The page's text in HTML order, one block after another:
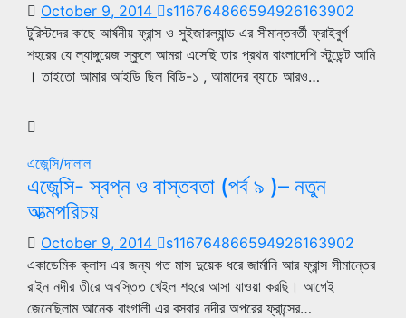
October 9, 2014
s116764866594926163902
টুরিস্টদের কাছে আর্ষনীয় ফ্রান্স ও সুইজারল্যান্ড এর সীমান্তবর্তী ফ্রাইবুর্গ
শহরের যে ল্যাঙ্গুয়েজ স্কুলে আমরা এসেছি তার প্রথম বাংলাদেশি স্টুডেন্ট আমি
। তাইতো আমার আইডি ছিল বিডি-১ , আমাদের ব্যাচে আরও…
এজেন্সি/দালাল
এজেন্সি- স্বপ্ন ও বাস্তবতা (পর্ব ৯ )– নতুন
আত্মপরিচয়
October 9, 2014
s116764866594926163902
একাডেমিক ক্লাস এর জন্য গত মাস দুয়েক ধরে জার্মানি আর ফ্রান্স সীমান্তের
রাইন নদীর তীরে অবস্তিত খেইল শহরে আসা যাওয়া করছি। আগেই
জেনেছিলাম আনেক বাংগালী এর বসবার নদীর অপরের ফ্রান্সের…